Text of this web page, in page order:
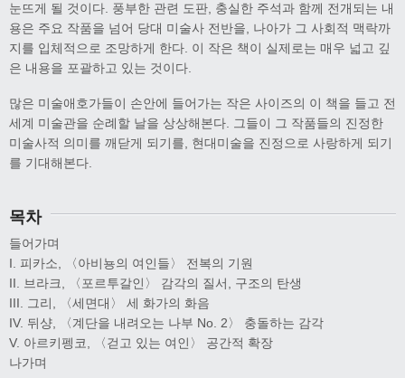
눈뜨게 될 것이다. 풍부한 관련 도판, 충실한 주석과 함께 전개되는 내
용은 주요 작품을 넘어 당대 미술사 전반을, 나아가 그 사회적 맥락까
지를 입체적으로 조망하게 한다. 이 작은 책이 실제로는 매우 넓고 깊
은 내용을 포괄하고 있는 것이다.
많은 미술애호가들이 손안에 들어가는 작은 사이즈의 이 책을 들고 전
세계 미술관을 순례할 날을 상상해본다. 그들이 그 작품들의 진정한
미술사적 의미를 깨닫게 되기를, 현대미술을 진정으로 사랑하게 되기
를 기대해본다.
목차
들어가며
I. 피카소, 〈아비뇽의 여인들〉 전복의 기원
II. 브라크, 〈포르투갈인〉 감각의 질서, 구조의 탄생
III. 그리, 〈세면대〉 세 화가의 화음
IV. 뒤샹, 〈계단을 내려오는 나부 No. 2〉 충돌하는 감각
V. 아르키펭코, 〈걷고 있는 여인〉 공간적 확장
나가며